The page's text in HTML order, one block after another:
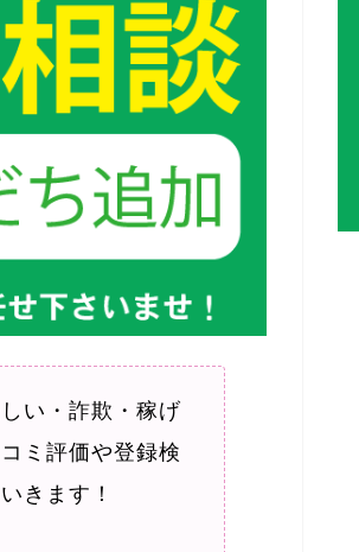
い・詐欺・稼げ
ミ評価や登録検
きます！